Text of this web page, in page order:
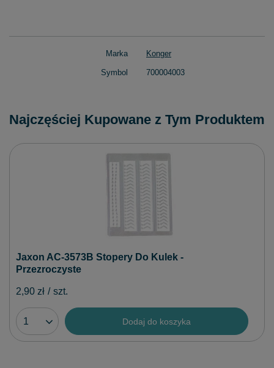
Marka Konger
Symbol 700004003
Najczęściej Kupowane z Tym Produktem
Jaxon AC-3573B Stopery Do Kulek -
Przezroczyste
2,90 zł / szt.
Dodaj do koszyka